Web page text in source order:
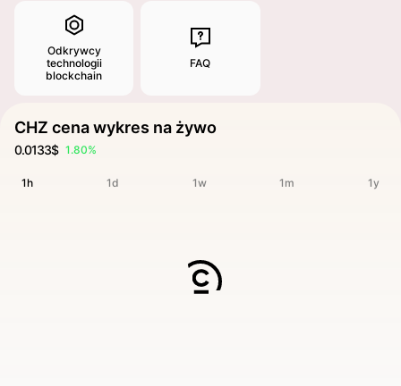
Odkrywcy
technologii
blockchain
FAQ
CHZ cena wykres na żywo
0.0133$ 1.80%
1h 1d 1w 1m 1y